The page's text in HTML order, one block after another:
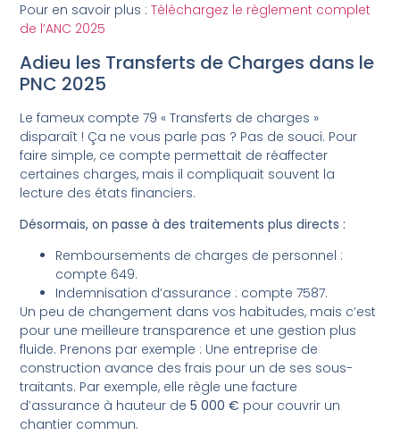
Pour en savoir plus :Téléchargez le règlement complet
de l’ANC 2025
Adieu les Transferts de Charges dans le
PNC 2025
Le fameux compte 79 « Transferts de charges »
disparaît ! Ça ne vous parle pas ? Pas de souci. Pour
faire simple, ce compte permettait de réaffecter
certaines charges, mais il compliquait souvent la
lecture des états financiers.
Désormais, on passe à des traitements plus directs :
Remboursements de charges de personnel :
compte 649.
Indemnisation d’assurance : compte 7587.
Un peu de changement dans vos habitudes, mais c’est
pour une meilleure transparence et une gestion plus
fluide. Prenons par exemple : Une entreprise de
construction avance des frais pour un de ses sous-
traitants. Par exemple, elle règle une facture
d’assurance à hauteur de5 000 € pour couvrir un
chantier commun.